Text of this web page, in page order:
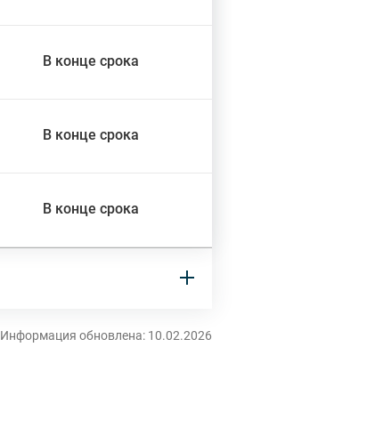
В конце срока
В конце срока
В конце срока
Информация обновлена: 10.02.2026